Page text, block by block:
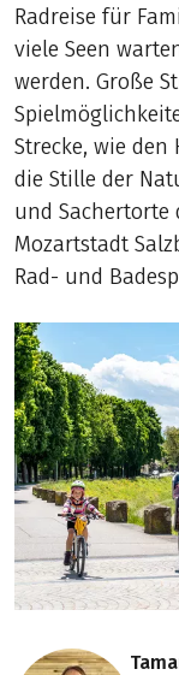
Radreise für
viele Seen
werden. Große
Strecke, wie
die Stille der
und Sachertorte
Mozartstadt
Rad- und